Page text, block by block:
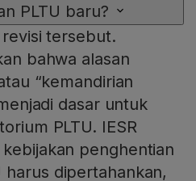
PLTU baru?
revisi tersebut.
bahwa alasan
“kemandirian
dasar untuk
PLTU. IESR
penghentian
harus dipertahankan,